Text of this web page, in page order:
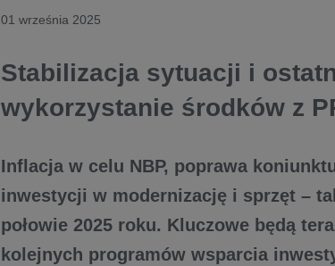
01 września 2025
Stabilizacja sytuacji i
wykorzystanie środków z
Inflacja w celu NBP, poprawa
inwestycji w modernizację i sprzęt –
połowie 2025 roku. Kluczowe będą
kolejnych programów wsparcia